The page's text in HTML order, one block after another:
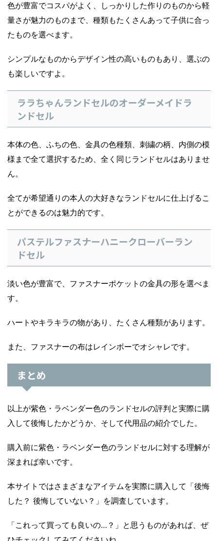
色が豊富でコスパがよく、しっかりした作りのものから軽
量さが魅力のものまで、種類もたくさんあって子供に合っ
たものを選べます。
シンプルなものからデザイン性の高いものもあり、選ぶの
も楽しいですよ。
ララちゃんランドセルのオーダーメイドラ
ンドセル
本体の色、ふちの色、金具の色種類、刺繍の柄、内側の模
様まで全て選択するため、全く同じランドセルはありませ
ん。
全てが希望通りの本人の大好きなランドセルに仕上げるこ
とができるのは魅力的です。
パステルファスナーハニークローバーラン
ドセル
淡い色が豊富で、ファスナーポケットの金具の形を選べま
す。
ハートやキラキラの物があり、たくさん種類があります。
また、ファスナーの布はレインボーでオシャレです。
まとめ
以上が紫色・ラベンダー色のランドセルの評判と実際に購
入して後悔したかどうか、そして代用品の紹介でした。
購入前に紫色・ラベンダー色のランドセルに対する理解が
深まれば幸いです。
本サイトではさまざまなアイテムを実際に購入して「後悔
した？ 後悔していない？」を調査しています。
「これって買っても良いの…？」と思うものがあれば、ぜ